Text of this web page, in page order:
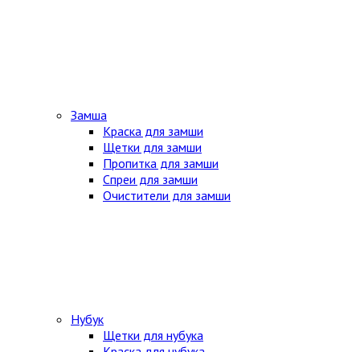
Замша
Краска для замши
Щетки для замши
Пропитка для замши
Спреи для замши
Очистители для замши
Нубук
Щетки для нубука